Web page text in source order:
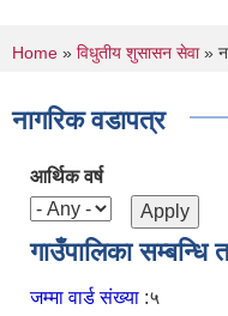
You are here
Home » विधुतीय शुसासन सेवा»
नागरिक वडापत्र
आर्थिक वर्ष
गाउँपालिका सम्बन्धि
जम्मा वार्ड संख्या :५